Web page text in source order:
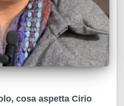
cosa aspetta Cirio